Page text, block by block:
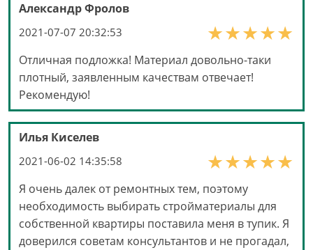
Александр Фролов
2021-07-07 20:32:53
Отличная подложка! Материал довольно-таки
плотный, заявленным качествам отвечает!
Рекомендую!
Илья Киселев
2021-06-02 14:35:58
Я очень далек от ремонтных тем, поэтому
необходимость выбирать стройматериалы для
собственной квартиры поставила меня в тупик. Я
доверился советам консультантов и не прогадал,